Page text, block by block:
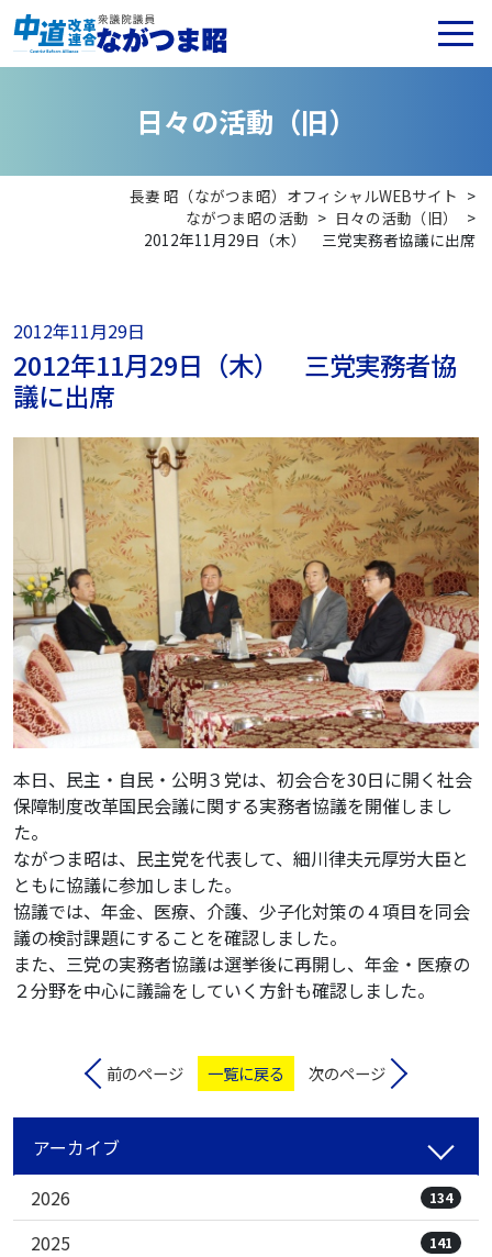
日々の活動 （旧）
長妻 昭（ながつま昭）オフィシャルWEBサイト >
ながつま昭の活動 > 日々の活動（旧）
>
2012年11月29日（木） 三党実務者協議に出席
2012年11月29日
2012年11月29日（木） 三党実務者協
議に出席
本日、民主・自民・公明３党は、初会合を30日に開く社会
保障制度改革国民会議に関する実務者協議を開催しまし
た。
ながつま昭は、民主党を代表して、細川律夫元厚労大臣と
ともに協議に参加しました。
協議では、年金、医療、介護、少子化対策の４項目を同会
議の検討課題にすることを確認しました。
また、三党の実務者協議は選挙後に再開し、年金・医療の
２分野を中心に議論をしていく方針も確認しました。
前のページ 一覧に戻る 次のページ
アーカイブ
2026
134
2025 141